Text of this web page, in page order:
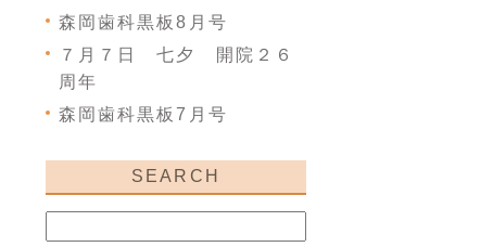
森岡歯科黒板8月号
７月７日 七夕 開院２６
周年
森岡歯科黒板7月号
SEARCH